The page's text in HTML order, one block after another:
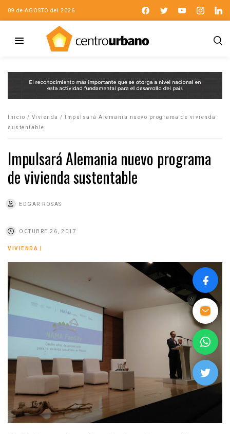
09 de AGOSTO del 2026
Inicio / Vivienda /
Impulsará Alemania nuevo programa de vivienda
sustentable
Impulsará Alemania nuevo programa
de vivienda sustentable
EDGAR ROSAS
OCTUBRE 26, 2017
VIVIENDA